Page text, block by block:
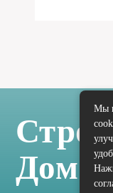
Дом
Мы